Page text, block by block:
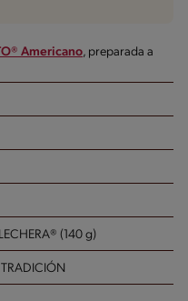
Americano, preparada a
(140 g)